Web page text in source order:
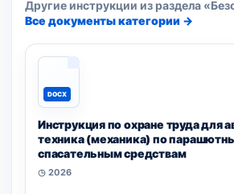
Другие инструкции из раздела
Все документы категории →
DOCX
Инструкция по охране труда для
техника (механика) по
спасательным средствам
◷ 2026